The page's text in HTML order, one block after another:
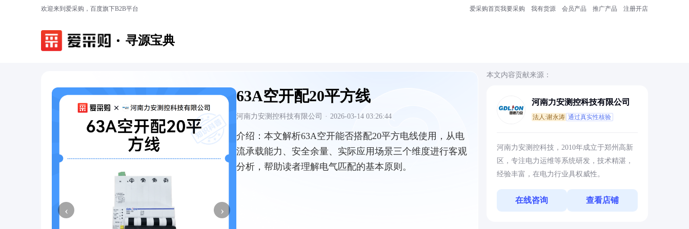
欢迎来到爱采购，百度旗下B2B平台 爱采购首页我要采购 我有货源 会员产品 推广产品 注册开店
寻源宝典
‹ ›
63A空开配20平方线
河南力安测控科技有限公司 · 2026-03-14 03:26:44
介绍： 本文解析63A空开能否搭配20平方电线使用，从电
流承载能力、安全余量、实际应用场景三个维度进行客观
分析，帮助读者理解电气匹配的基本原则。
本文内容贡献来源：
河南力安测控科技有限公司
法人:谢永涛 通过真实性核验
河南力安测控科技，2010年成立于郑州高新
区，专注电力运维等系统研发，技术精湛，
经验丰富，在电力行业具权威性。
在线咨询 查看店铺